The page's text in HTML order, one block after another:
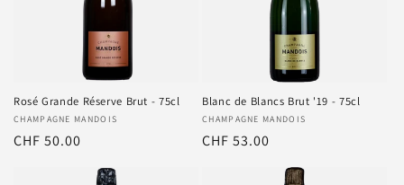
Rosé Grande Réserve Brut - 75cl
Anbieter:
CHAMPAGNE MANDOIS
Normaler
CHF 50.00
Blanc de Blancs Brut '19 - 75cl
Anbieter:
CHAMPAGNE MANDOIS
Normaler
CHF 53.00